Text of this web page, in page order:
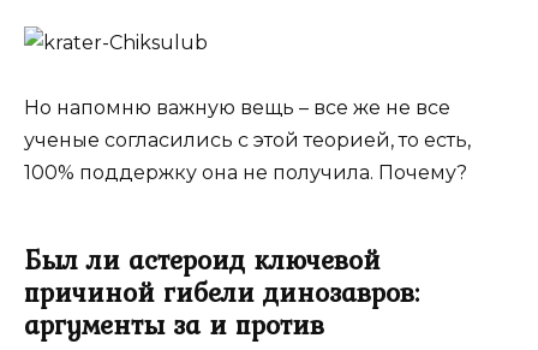
Но напомню важную вещь – все же не все
ученые согласились с этой теорией, то есть,
100% поддержку она не получила. Почему?
Был ли астероид ключевой
причиной гибели динозавров:
аргументы за и против